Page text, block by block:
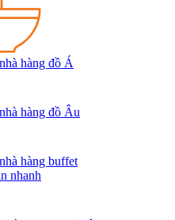
hàng đồ Á
hàng đồ Âu
hàng buffet
nhanh